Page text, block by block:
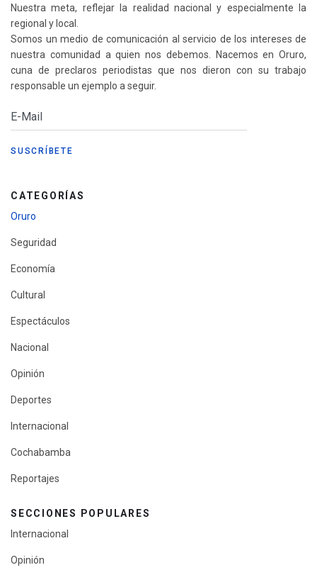
Nuestra meta, reflejar la realidad nacional y especialmente la
regional y local.
Somos un medio de comunicación al servicio de los intereses de
nuestra comunidad a quien nos debemos. Nacemos en Oruro,
cuna de preclaros periodistas que nos dieron con su trabajo
responsable un ejemplo a seguir.
CATEGORÍAS
Oruro
Seguridad
Economía
Cultural
Espectáculos
Nacional
Opinión
Deportes
Internacional
Cochabamba
Reportajes
SECCIONES POPULARES
Internacional
Opinión